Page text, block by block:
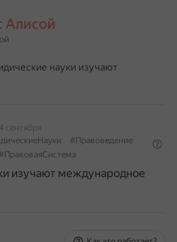
Алисой
науки изучают
сентября
#Правоведение
#ПравоваяСистема
изучают международное